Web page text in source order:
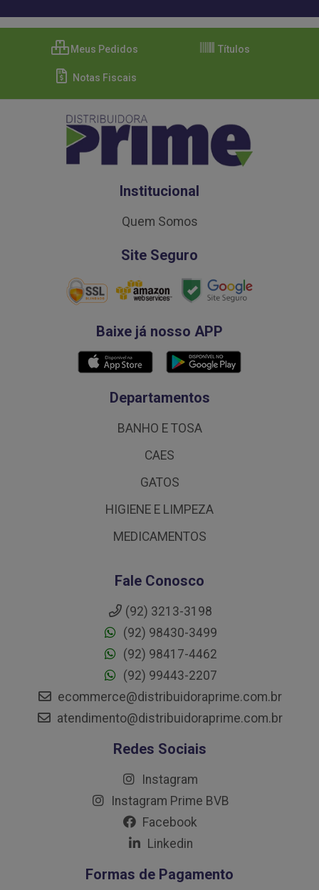
Meus Pedidos Títulos
Notas Fiscais
Institucional
Quem Somos
Site Seguro
Baixe já nosso APP
Departamentos
BANHO E TOSA
CAES
GATOS
HIGIENE E LIMPEZA
MEDICAMENTOS
Fale Conosco
(92) 3213-3198
(92) 98430-3499
(92) 98417-4462
(92) 99443-2207
ecommerce@distribuidoraprime.com.br
atendimento@distribuidoraprime.com.br
Redes Sociais
Instagram
Instagram Prime BVB
Facebook
Linkedin
Formas de Pagamento